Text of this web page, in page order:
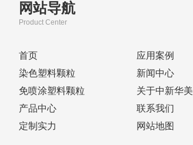
网站导航
Product Center
首页
应用案例
染色塑料颗粒
新闻中心
免喷涂塑料颗粒
关于中新华美
产品中心
联系我们
定制实力
网站地图